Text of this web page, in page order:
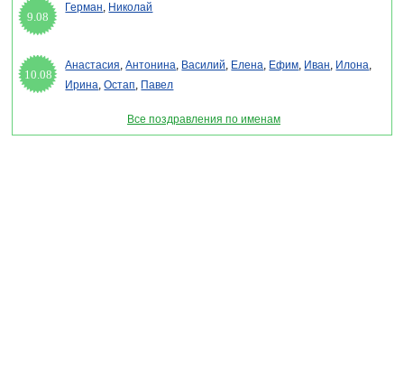
9.08
Герман, Николай
10.08
Анастасия,Антонина, Василий, Елена, Ефим, Иван, Илона,
Ирина,Остап, Павел
Все поздравления по именам